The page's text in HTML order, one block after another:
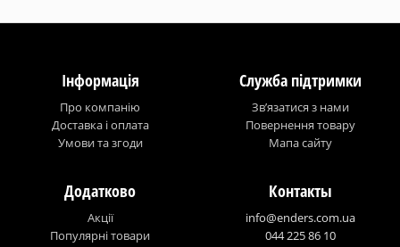
Інформація
Про компанію
Доставка і оплата
Умови та згоди
Служба підтримки
Зв’язатися з нами
Повернення товару
Мапа сайту
Додатково
Акції
Популярні товари
Контакты
info@enders.com.ua
044 225 86 10